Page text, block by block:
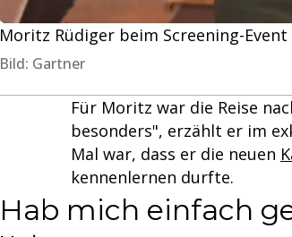
Moritz Rüdiger beim Screening-
Bild: Gartner
Für Moritz war die Reise
besonders", erzählt er im
Mal war, dass er die neuen
kennenlernen durfte.
Hab mich einfach